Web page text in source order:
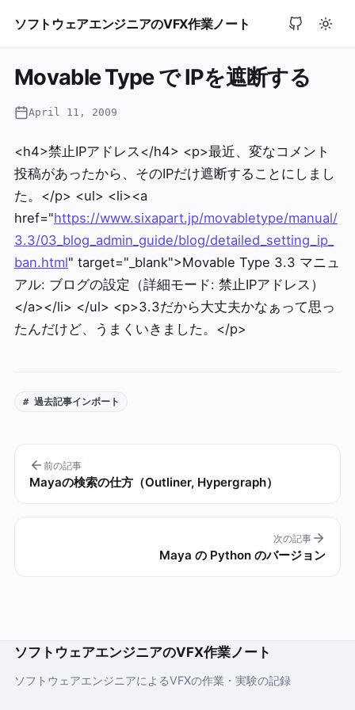
ソフトウェアエンジニアのVFX作業ノート
Movable Type で IPを遮断する
April 11, 2009
<h4>禁止IPアドレス</h4> <p>最近、変なコメント
投稿があったから、そのIPだけ遮断することにしまし
た。</p> <ul> <li><a
href="https://www.sixapart.jp/movabletype/manual/
3.3/03_blog_admin_guide/blog/detailed_setting_ip_
ban.html" target="_blank">Movable Type 3.3 マニュ
アル: ブログの設定（詳細モード: 禁止IPアドレス）
</a></li> </ul> <p>3.3だから大丈夫かなぁって思っ
たんだけど、うまくいきました。</p>
# 過去記事インポート
前の記事
Mayaの検索の仕方（Outliner, Hypergraph）
次の記事
Maya の Python のバージョン
ソフトウェアエンジニアのVFX作業ノート
ソフトウェアエンジニアによるVFXの作業・実験の記録